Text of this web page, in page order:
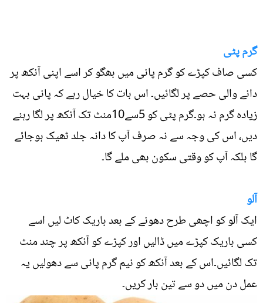
گرم پٹی
کسی صاف کپڑے کو گرم پانی میں بھگو کر اسے اپنی آنکھ پر
دانے والی حصے پر لگائیں۔ اس بات کا خیال رہے کہ پانی بہت
زیادہ گرم نہ ہو۔گرم پٹی کو 5سے10منٹ تک آنکھ پر لگا رہنے
دیں، اس کی وجہ سے نہ صرف آپ کا دانہ جلد ٹھیک ہوجائے
گا بلکہ آپ کو وقتی سکون بھی ملے گا۔
آلو
ایک آلو کو اچھی طرح دھونے کے بعد باریک کاٹ لیں اسے
کسی باریک کپڑے میں ڈالیں اور کپڑے کو آنکھ پر چند منٹ
تک لگائیں۔اس کے بعد آنکھ کو نیم گرم پانی سے دھولیں یہ
عمل دن میں دو سے تین بار کریں۔